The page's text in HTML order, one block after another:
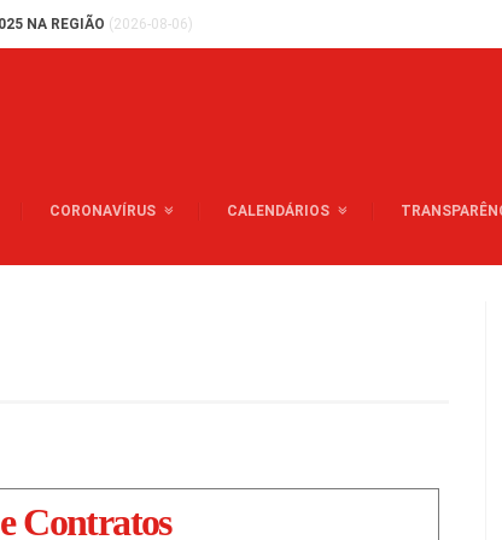
NA REGIÃO (2026-08-06)
CORONAVÍRUS CALENDÁRIOS
Contratos